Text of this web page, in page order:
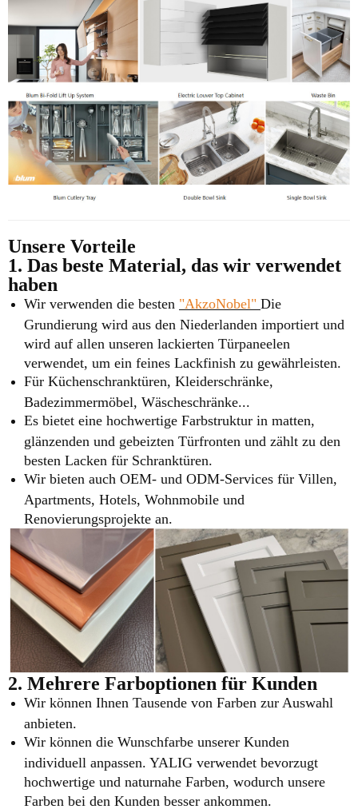
Unsere Vorteile
1. Das beste Material, das wir verwendet
haben
Wir verwenden die besten "AkzoNobel" Die
Grundierung wird aus den Niederlanden importiert und
wird auf allen unseren lackierten Türpaneelen
verwendet, um ein feines Lackfinish zu gewährleisten.
Für Küchenschranktüren, Kleiderschränke,
Badezimmermöbel, Wäscheschränke...
Es bietet eine hochwertige Farbstruktur in matten,
glänzenden und gebeizten Türfronten und zählt zu den
besten Lacken für Schranktüren.
Wir bieten auch OEM- und ODM-Services für Villen,
Apartments, Hotels, Wohnmobile und
Renovierungsprojekte an.
2. Mehrere Farboptionen für Kunden
Wir können Ihnen Tausende von Farben zur Auswahl
anbieten.
Wir können die Wunschfarbe unserer Kunden
individuell anpassen. YALIG verwendet bevorzugt
hochwertige und naturnahe Farben, wodurch unsere
Farben bei den Kunden besser ankommen.